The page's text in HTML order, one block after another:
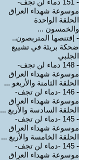
-
151 دماء لن تجف-
موسوعة شهداء العراق
الحلقة الواحدة
والخمسون ...
- إقتنصها المتربصون..
ضحكة بريئة في تشييع
الجلبي
-
148 دماء لن تجف-
موسوعة شهداء العراق
الحلقة الثامنة والأربعو ...
-
146 -دماء لن تجف-
موسوعة شهداء العراق
الحلقة السادسة والأربع ...
-
145 -دماء لن تجف-
موسوعة شهداء العراق
الحلقة الخامسة والأربع ...
-
145 -دماء لن تجف-
موسوعة شهداء العراق